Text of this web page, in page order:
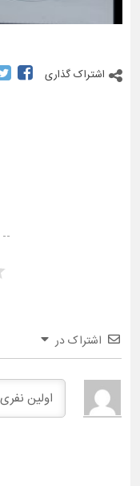
اشتراک گذاری
اشتراک در